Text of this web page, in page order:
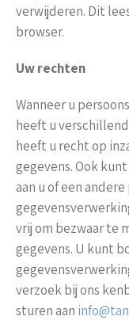
verwijderen. Dit
browser.
Uw rechten
Wanneer u
heeft u
heeft u recht op
gegevens. Ook
aan u of een
vrij om bezwaar te
gegevens. U kunt
verzoek bij ons
sturen aan